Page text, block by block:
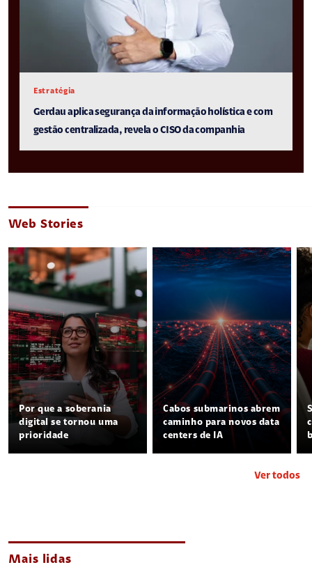
Estratégia
Gerdau aplica segurança da informação holística e com
gestão centralizada, revela o CISO da companhia
Web Stories
Por que a soberania
digital se tornou uma
prioridade
Cabos submarinos abrem
caminho para novos data
centers de IA
Ver todos
Mais lidas